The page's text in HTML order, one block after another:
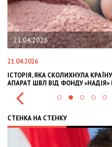
МІСЯЧНИЙ МАРК ОТРИМАВ
ДУБІЛЯ
СТЕНКА НА СТЕНКУ